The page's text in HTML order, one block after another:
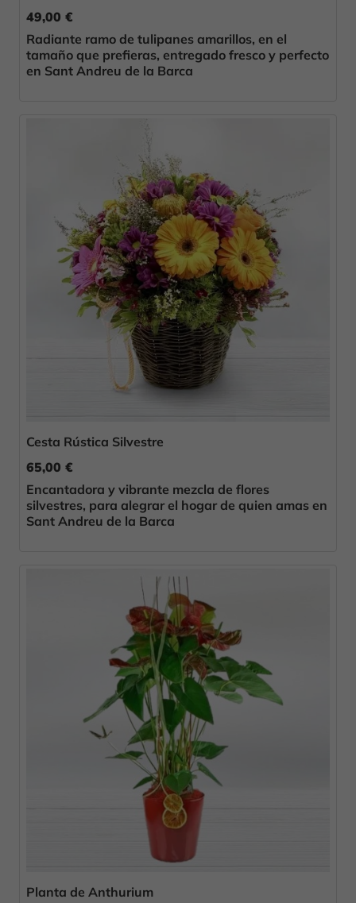
49,00 €
Radiante ramo de tulipanes amarillos, en el
tamaño que prefieras, entregado fresco y perfecto
en Sant Andreu de la Barca
Cesta Rústica Silvestre
65,00 €
Encantadora y vibrante mezcla de flores
silvestres, para alegrar el hogar de quien amas en
Sant Andreu de la Barca
Planta de Anthurium